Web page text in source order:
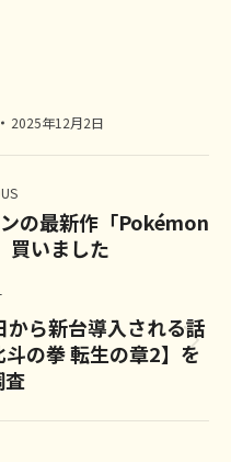
2025年12月2日
の最新作「Pokémon
買いました
ら新台導入される話
の拳 転生の章2】を
査